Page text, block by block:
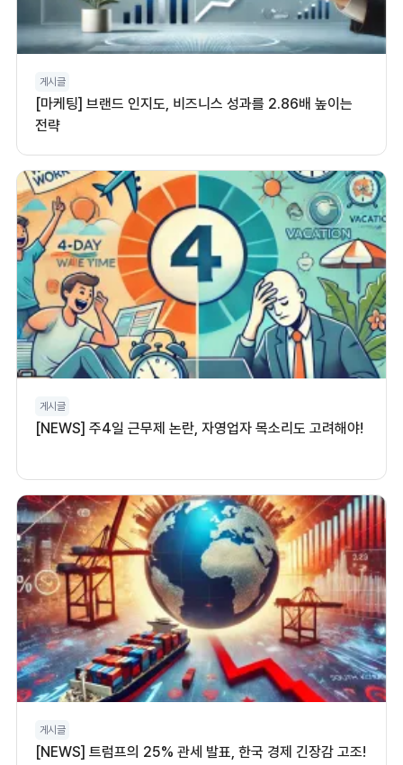
게시글
[마케팅] 브랜드 인지도, 비즈니스 성과를 2.86배 높이는
전략
게시글
[NEWS] 주4일 근무제 논란, 자영업자 목소리도 고려해야!
게시글
[NEWS] 트럼프의 25% 관세 발표, 한국 경제 긴장감 고조!